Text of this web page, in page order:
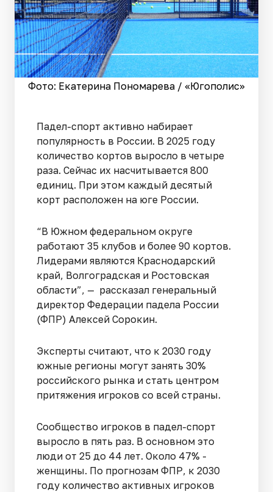
Фото: Екатерина Пономарева / «Югополис»
Падел-спорт активно набирает
популярность в России. В 2025 году
количество кортов выросло в четыре
раза. Сейчас их насчитывается 800
единиц. При этом каждый десятый
корт расположен на юге России.
“В Южном федеральном округе
работают 35 клубов и более 90 кортов.
Лидерами являются Краснодарский
край, Волгоградская и Ростовская
области”, — рассказал генеральный
директор Федерации падела России
(ФПР) Алексей Сорокин.
Эксперты считают, что к 2030 году
южные регионы могут занять 30%
российского рынка и стать центром
притяжения игроков со всей страны.
Сообщество игроков в падел-спорт
выросло в пять раз. В основном это
люди от 25 до 44 лет. Около 47% -
женщины. По прогнозам ФПР, к 2030
году количество активных игроков